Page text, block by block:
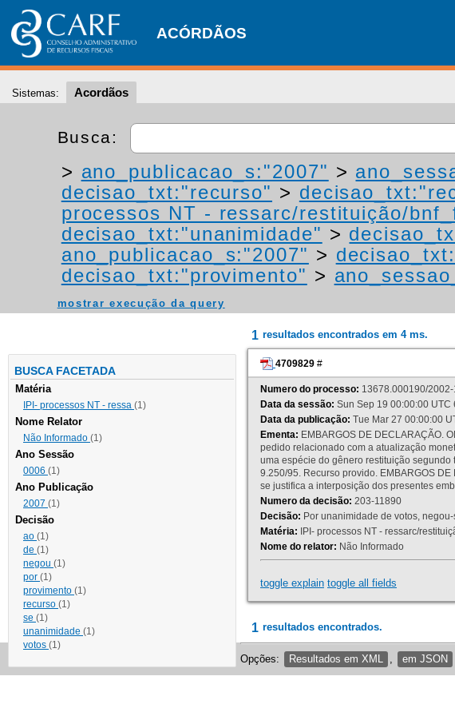
ACÓRDÃOS
Sistemas: Acordãos
Busca:
> ano_publicacao_s:"2007" >
decisao_txt:"recurso" >
processos NT - ressarc/restituição/
decisao_txt:"unanimidade" >
ano_publicacao_s:"2007" >
decisao_txt:"provimento" >
mostrar execução da query
BUSCA FACETADA
Matéria
IPI- processos NT - ressa (1)
Nome Relator
Não Informado (1)
Ano Sessão
0006 (1)
Ano Publicação
2007 (1)
Decisão
ao (1)
de (1)
negou (1)
por (1)
provimento (1)
recurso (1)
se (1)
unanimidade (1)
votos (1)
1 resultados encontrados em 4 ms.
4709829 #
Numero do processo: 13678.000190/
Data da sessão: Sun Sep 19 00:00:00 UTC
Data da publicação: Tue Mar 27 00:00:00
Ementa: EMBARGOS DE DECLARAÇÃO.
pedido relacionado com a atualização
uma espécie do gênero restituição segundo
9.250/95. Recurso provido. EMBARGOS
se justifica a interposição dos presentes
Numero da decisão: 203-11890
Decisão: Por unanimidade de votos,
Matéria: IPI- processos NT - ressarc/
Nome do relator: Não Informado
toggle explain toggle all fields
1 resultados encontrados.
Opções: Resultados em XML em JSON